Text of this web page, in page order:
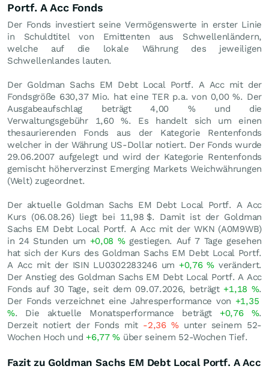
Portf. A Acc Fonds
Der Fonds investiert seine Vermögenswerte in erster Linie
in Schuldtitel von Emittenten aus Schwellenländern,
welche auf die lokale Währung des jeweiligen
Schwellenlandes lauten.
Der Goldman Sachs EM Debt Local Portf. A Acc mit der
Fondsgröße 630,37 Mio. hat eine TER p.a. von 0,00 %. Der
Ausgabeaufschlag beträgt 4,00 % und die
Verwaltungsgebühr 1,60 %. Es handelt sich um einen
thesaurierenden Fonds aus der Kategorie Rentenfonds
welcher in der Währung US-Dollar notiert. Der Fonds wurde
29.06.2007 aufgelegt und wird der Kategorie Rentenfonds
gemischt höherverzinst Emerging Markets Weichwährungen
(Welt) zugeordnet.
Der aktuelle Goldman Sachs EM Debt Local Portf. A Acc
Kurs (06.08.26) liegt bei 11,98 $. Damit ist der Goldman
Sachs EM Debt Local Portf. A Acc mit der WKN (A0M9WB)
in 24 Stunden um +0,08 %gestiegen. Auf 7 Tage gesehen
hat sich der Kurs des Goldman Sachs EM Debt Local Portf.
A Acc mit der ISIN LU0302283246 um +0,76% verändert.
Der Anstieg des Goldman Sachs EM Debt Local Portf. A Acc
Fonds auf 30 Tage, seit dem 09.07.2026, beträgt +1,18 %.
Der Fonds verzeichnet eine Jahresperformance von +1,35
%. Die aktuelle Monatsperformance beträgt +0,76 %.
Derzeit notiert der Fonds mit -2,36 %unter seinem 52-
Wochen Hoch und +6,77% über seinem 52-Wochen Tief.
Fazit zu Goldman Sachs EM Debt Local Portf. A Acc